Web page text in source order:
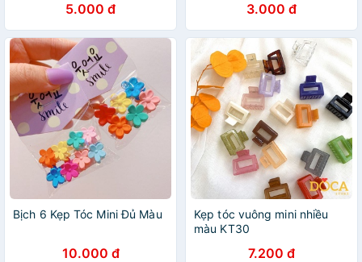
5.000 đ 3.000 đ
Bịch 6 Kẹp Tóc Mini Đủ Màu
10.000 đ
Kẹp tóc vuông mini nhiều
màu KT30
7.200 đ